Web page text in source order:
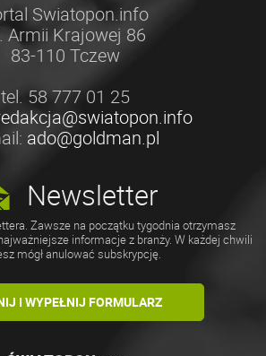
Swiatopon.info
Armii Krajowej 86
83-110 Tczew
tel. 58 777 01 25
ado@goldman.pl
Newsletter
Zawsze na początku tygodnia otrzymasz
informacje z branży. W każdej chwili
mógł anulować subskrypcję.
I WYPEŁNIJ FORMULARZ